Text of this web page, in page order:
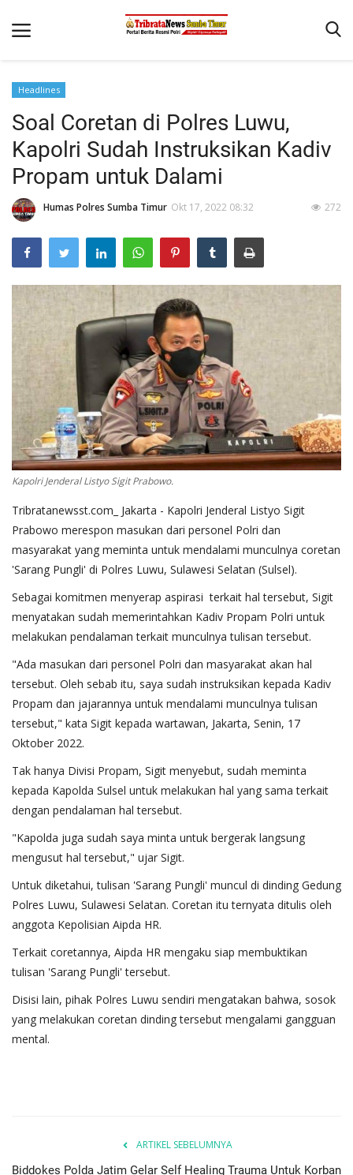
Beranda
Terms & Conditions
Reskrim
Binkam
Giat Ops
Polisi Kita
Mitra Polisi
Lantas
Jurnal Kamtibmas
Headlines
Soal Coretan di Polres Luwu,
Kapolri Sudah Instruksikan Kadiv
Propam untuk Dalami
Humas Polres Sumba Timur Okt 17, 2022 08:32 272
Kapolri Jenderal Listyo Sigit Prabowo.
Tribratanewsst.com_ Jakarta - Kapolri Jenderal Listyo Sigit
Prabowo merespon masukan dari personel Polri dan
masyarakat yang meminta untuk mendalami munculnya coretan
'Sarang Pungli' di Polres Luwu, Sulawesi Selatan (Sulsel).
Sebagai komitmen menyerap aspirasi terkait hal tersebut, Sigit
menyatakan sudah memerintahkan Kadiv Propam Polri untuk
melakukan pendalaman terkait munculnya tulisan tersebut.
"Ada masukan dari personel Polri dan masyarakat akan hal
tersebut. Oleh sebab itu, saya sudah instruksikan kepada Kadiv
Propam dan jajarannya untuk mendalami munculnya tulisan
tersebut," kata Sigit kepada wartawan, Jakarta, Senin, 17
Oktober 2022.
Tak hanya Divisi Propam, Sigit menyebut, sudah meminta
kepada Kapolda Sulsel untuk melakukan hal yang sama terkait
dengan pendalaman hal tersebut.
"Kapolda juga sudah saya minta untuk bergerak langsung
mengusut hal tersebut," ujar Sigit.
Untuk diketahui, tulisan 'Sarang Pungli' muncul di dinding Gedung
Polres Luwu, Sulawesi Selatan. Coretan itu ternyata ditulis oleh
anggota Kepolisian Aipda HR.
Terkait coretannya, Aipda HR mengaku siap membuktikan
tulisan 'Sarang Pungli' tersebut.
Disisi lain, pihak Polres Luwu sendiri mengatakan bahwa, sosok
yang melakukan coretan dinding tersebut mengalami gangguan
mental.
ARTIKEL SEBELUMNYA
Biddokes Polda Jatim Gelar Self Healing Trauma Untuk Korban